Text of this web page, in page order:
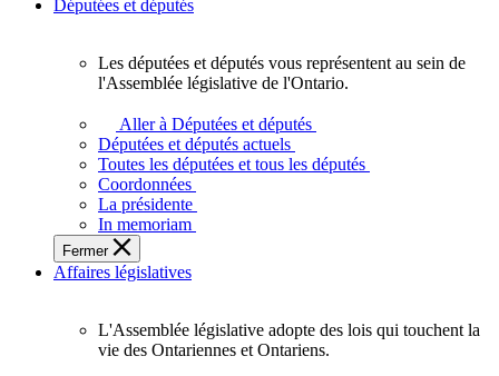
Députées et députés
députés
vous
représentent
sein
de
l'Assemblée
législative
l'Ontario.
Les députées et députés vous représentent au sein de
l'Assemblée législative de l'Ontario.
Aller à Députées et députés
Députées et députés actuels
Toutes les députées et tous les députés
Coordonnées
La présidente
In memoriam
Fermer
Affaires législatives
L'Assemblée
L'Assemblée législative adopte des lois qui touchent la
vie des Ontariennes et Ontariens.